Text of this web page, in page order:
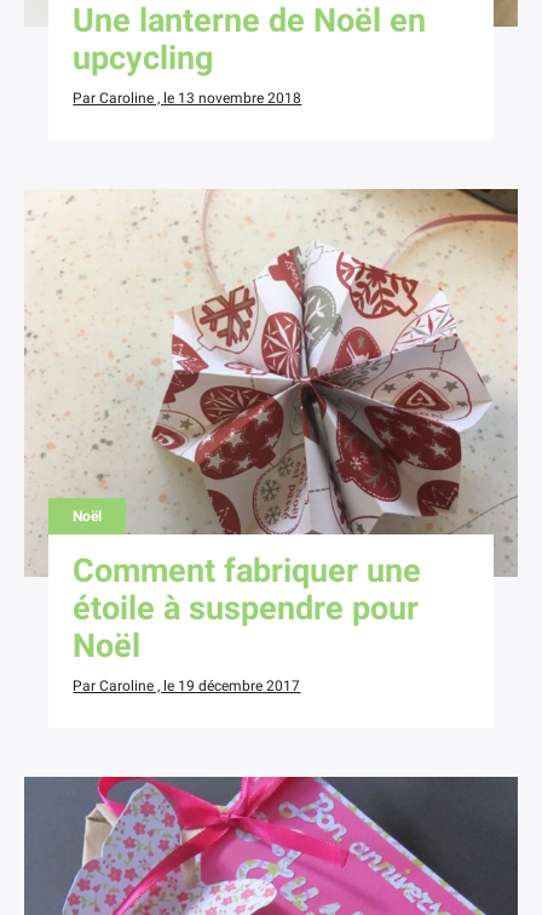
Une lanterne de Noël en
upcycling
Par Caroline , le 13 novembre 2018
Noël
Comment fabriquer une
étoile à suspendre pour
Noël
Par Caroline , le 19 décembre 2017